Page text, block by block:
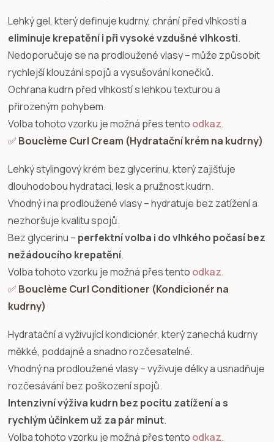
Lehký gel, který definuje kudrny, chrání před vlhkostí a
eliminuje krepatění i při vysoké vzdušné vlhkosti.
Nedoporučuje se na prodloužené vlasy – může způsobit
rychlejší klouzání spojů a vysušování konečků.
Ochrana kudrn před vlhkostí s lehkou texturou a
přirozeným pohybem.
Volba tohoto vzorku je možná přes tento odkaz.
✅ Bouclème Curl Cream (Hydratační krém na kudrny)
Lehký stylingový krém bez glycerinu, který zajišťuje
dlouhodobou hydrataci, lesk a pružnost kudrn.
Vhodný i na prodloužené vlasy – hydratuje bez zatížení a
nezhoršuje kvalitu spojů.
Bez glycerinu – perfektní volba i do vlhkého počasí bez
nežádoucího krepatění.
Volba tohoto vzorku je možná přes tento odkaz.
✅ Bouclème Curl Conditioner (Kondicionér na
kudrny)
Hydratační a vyživující kondicionér, který zanechá kudrny
měkké, poddajné a snadno rozčesatelné.
Vhodný na prodloužené vlasy – vyživuje délky a usnadňuje
rozčesávání bez poškození spojů.
Intenzivní výživa kudrn bez pocitu zatížení a s
rychlým účinkem už za pár minut.
Volba tohoto vzorku je možná přes tento odkaz.